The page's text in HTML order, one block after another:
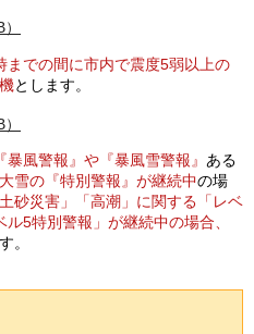
までの間に市内で震度5弱以上の
とします。
暴風警報』や『暴風雪警報』 ある
雪の『特別警報』が継続中の場
砂災害」「高潮」に関する「レベ
5特別警報」が継続中の場合、
。